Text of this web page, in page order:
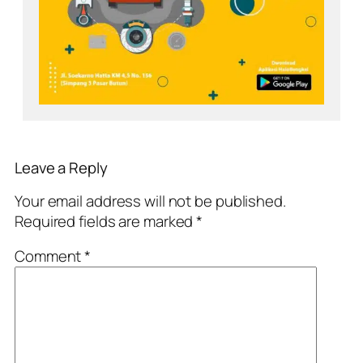
Leave a Reply
Your email address will not be published.
Required fields are marked*
Comment*